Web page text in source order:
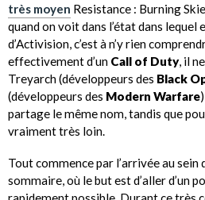
très moyen Resistance : Burning
quand on voit dans l’état dans lequel
d’Activision, c’est à n’y rien
effectivement d’un Call of Duty, il
Treyarch (développeurs des Black
(développeurs des Modern Warfare
partage le même nom, tandis que
vraiment très loin.
Tout commence par l’arrivée au sein
sommaire, où le but est d’aller d’un